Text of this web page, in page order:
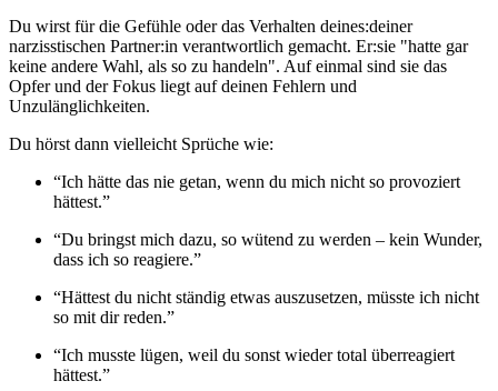
Du wirst für die Gefühle oder das Verhalten deines:deiner
narzisstischen Partner:in verantwortlich gemacht. Er:sie "hatte gar
keine andere Wahl, als so zu handeln". Auf einmal sind sie das
Opfer und der Fokus liegt auf deinen Fehlern und
Unzulänglichkeiten.
Du hörst dann vielleicht Sprüche wie:
“Ich hätte das nie getan, wenn du mich nicht so provoziert
hättest.”
“Du bringst mich dazu, so wütend zu werden – kein Wunder,
dass ich so reagiere.”
“Hättest du nicht ständig etwas auszusetzen, müsste ich nicht
so mit dir reden.”
“Ich musste lügen, weil du sonst wieder total überreagiert
hättest.”